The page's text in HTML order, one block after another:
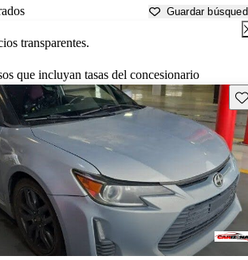
Guardar
transparentes.
que incluyan tasas del concesionario